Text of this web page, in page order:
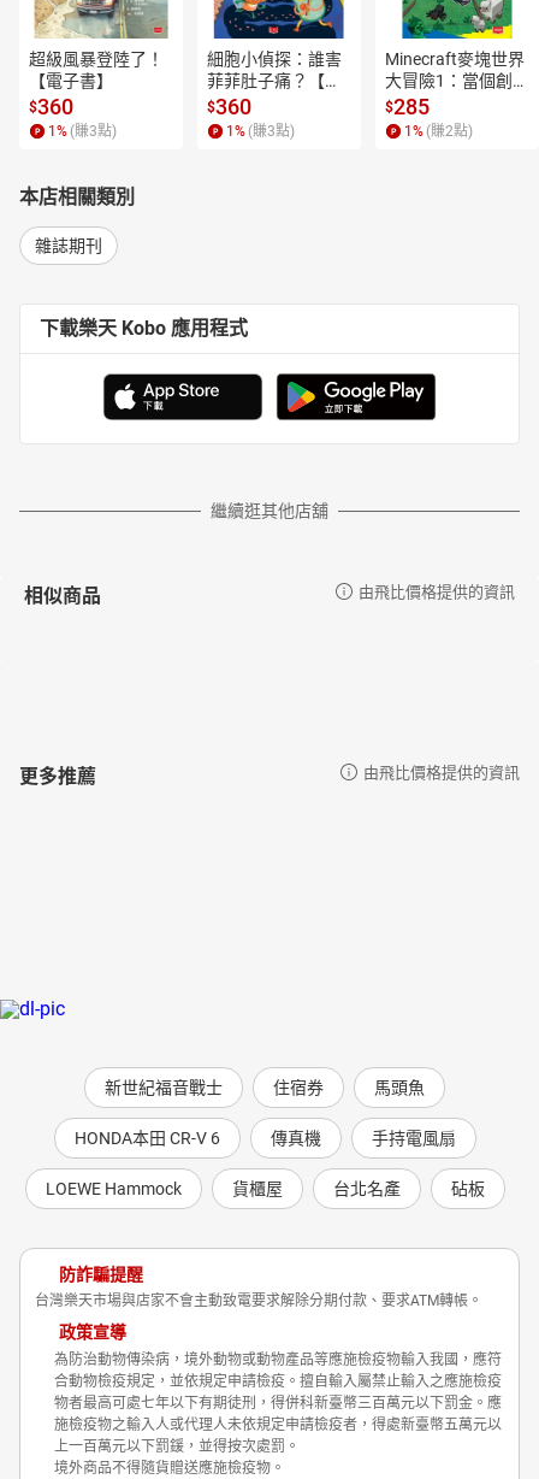
超級風暴登陸了！
【電子書】
$360
1 % (賺3點)
細胞小偵探：誰害
菲菲肚子痛？【電
子書】
$360
1 % (賺3點)
Minecraft麥塊世界
大冒險1：當個創世
神！【電子書】
$285
1 % (賺2點)
本店相關類別
雜誌期刊
下載樂天 Kobo 應用程式
繼續逛其他店舖
相似商品 由飛比價格提供的資訊
更多推薦 由飛比價格提供的資訊
新世紀福音戰士 住宿券 馬頭魚
HONDA本田 CR-V 6 傳真機 手持電風扇
LOEWE Hammock 貨櫃屋 台北名產 砧板
防詐騙提醒
台灣樂天市場與店家不會主動致電要求解除分期付款、要求ATM轉帳。
政策宣導
為防治動物傳染病，境外動物或動物產品等應施檢疫物輸入我國，應符
合動物檢疫規定，並依規定申請檢疫。擅自輸入屬禁止輸入之應施檢疫
物者最高可處七年以下有期徒刑，得併科新臺幣三百萬元以下罰金。應
施檢疫物之輸入人或代理人未依規定申請檢疫者，得處新臺幣五萬元以
上一百萬元以下罰鍰，並得按次處罰。
境外商品不得隨貨贈送應施檢疫物。